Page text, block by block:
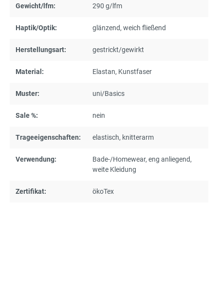
Gewicht/lfm: 290 g/lfm
Haptik/Optik: glänzend, weich fließend
Herstellungsart: gestrickt/gewirkt
Material: Elastan, Kunstfaser
Muster: uni/Basics
Sale %: nein
Trageeigenschaften: elastisch, knitterarm
Verwendung: Bade-/Homewear, eng anliegend,
weite Kleidung
Zertifikat: ökoTex